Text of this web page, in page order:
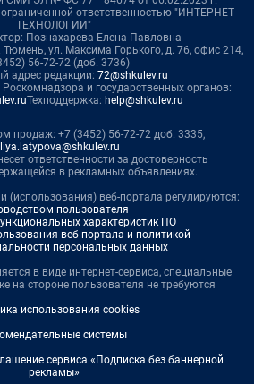
ответственностью "ИНТЕРНЕТ
ТЕХНОЛОГИИ"
Познахарева Елена Павловна
Тюмень, ул. Максима Горького, д. 76, офис 214,
56-72-72 (доб. 3736)
адрес редакции: 72@shkulev.ru
и государственных органов:
Техподдержка: help@shkulev.ru
продаж: +7 (3452) 56-72-72 доб. 3335,
ответственности за достоверность
в рекламных объявлениях.
(использования) веб-портала регулируются:
пользователя
характеристик ПО
веб-портала и политикой
персональных данных
в виде интернет-сервиса, специальные
на стороне пользователя не требуются
использования cookies
системы
сервиса «Подписка без баннерной
рекламы»